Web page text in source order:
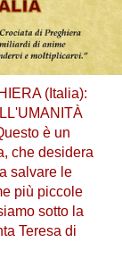
(Italia):
è un
che desidera
salvare le
più piccole
sotto la
Teresa di